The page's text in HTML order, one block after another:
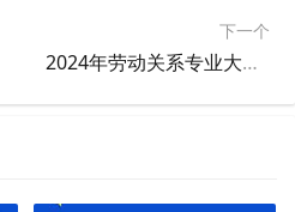
下一个
2024年劳动关系专业大学排名及评级结果